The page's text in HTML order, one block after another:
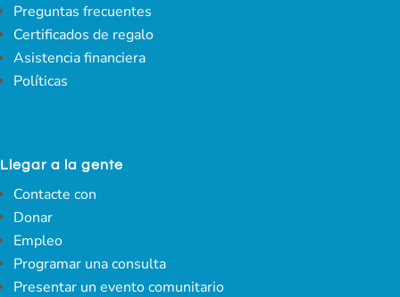
Preguntas frecuentes
Certificados de regalo
Asistencia financiera
Políticas
Llegar a la gente
Contacte con
Donar
Empleo
Programar una consulta
Presentar un evento comunitario